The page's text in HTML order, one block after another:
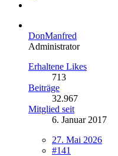
DonManfred
Administrator
Erhaltene Likes
713
Beiträge
32.967
Mitglied seit
6. Januar 2017
27. Mai 2026
#141